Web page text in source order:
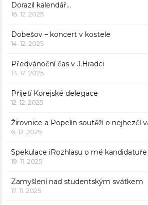
Dorazil kalendář…
16. 12. 2025
Dobešov – koncert v kostele
14. 12. 2025
Předvánoční čas v J.Hradci
13. 12. 2025
Přijetí Korejské delegace
12. 12. 2025
Žirovnice a Popelín soutěží o nejhezčí
6. 12. 2025
Spekulace iRozhlasu o mé kandidatuře
19. 11. 2025
Zamyšlení nad studentským svátkem
17. 11. 2025